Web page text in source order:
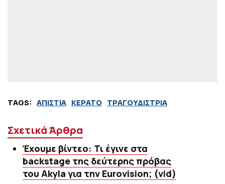
TAGS: ΑΠΙΣΤΙΑ ΚΕΡΑΤΟ ΤΡΑΓΟΥΔΙΣΤΡΙΑ
Σχετικά Άρθρα
Έχουμε βίντεο: Τι έγινε στα
backstage της δεύτερης πρόβας
του Akyla για την Eurovision; (vid)